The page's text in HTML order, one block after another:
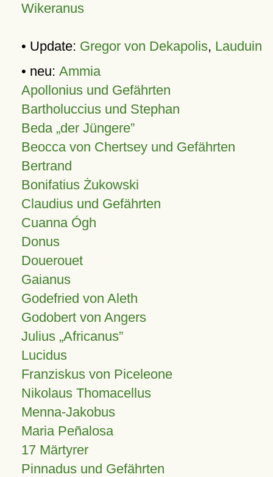
Wikeranus
• Update: Gregor von Dekapolis, Lauduin
• neu: Ammia
Apollonius und Gefährten
Bartholuccius und Stephan
Beda „der Jüngere”
Beocca von Chertsey und Gefährten
Bertrand
Bonifatius Żukowski
Claudius und Gefährten
Cuanna Ógh
Donus
Douerouet
Gaianus
Godefried von Aleth
Godobert von Angers
Julius Africanus
Lucidus
Franziskus von Piceleone
Nikolaus Thomacellus
Menna-Jakobus
Maria Peñalosa
17 Märtyrer
Pinnadus und Gefährten